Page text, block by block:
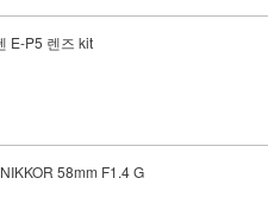
E-P5 렌즈 kit
58mm F1.4 G